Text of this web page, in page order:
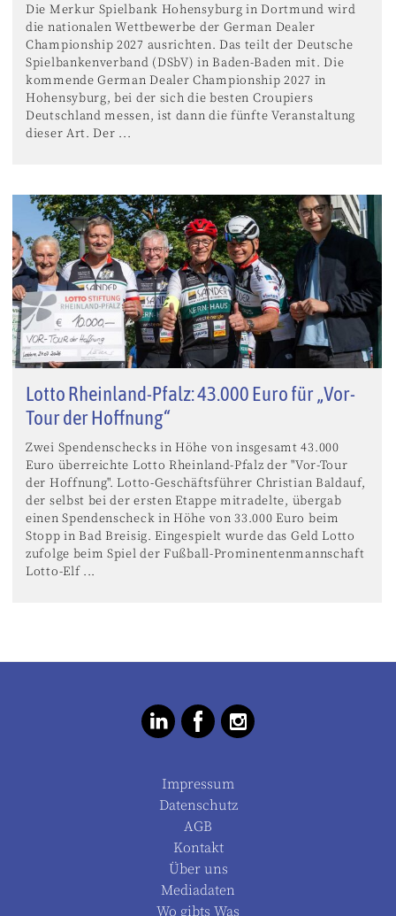
Die Merkur Spielbank Hohensyburg in Dortmund wird
die nationalen Wettbewerbe der German Dealer
Championship 2027 ausrichten. Das teilt der Deutsche
Spielbankenverband (DSbV) in Baden-Baden mit. Die
kommende German Dealer Championship 2027 in
Hohensyburg, bei der sich die besten Croupiers
Deutschland messen, ist dann die fünfte Veranstaltung
dieser Art. Der ...
Lotto Rheinland-Pfalz: 43.000 Euro für „Vor-
Tour der Hoffnung“
Zwei Spendenschecks in Höhe von insgesamt 43.000
Euro überreichte Lotto Rheinland-Pfalz der "Vor-Tour
der Hoffnung". Lotto-Geschäftsführer Christian Baldauf,
der selbst bei der ersten Etappe mitradelte, übergab
einen Spendenscheck in Höhe von 33.000 Euro beim
Stopp in Bad Breisig. Eingespielt wurde das Geld Lotto
zufolge beim Spiel der Fußball-Prominentenmannschaft
Lotto-Elf ...
Impressum
Datenschutz
AGB
Kontakt
Über uns
Mediadaten
Wo gibts Was